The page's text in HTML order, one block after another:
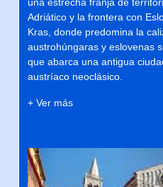
Adriático y la frontera con
Kras, donde predomina la
austrohúngaras y eslovenas
que abarca una antigua
austríaco neoclásico.
+ Ver más